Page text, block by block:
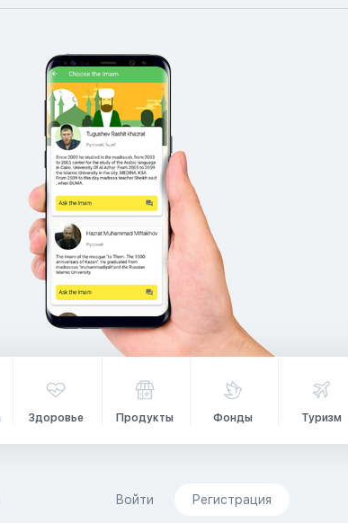
Здоровье Продукты Фонды Туризм
Войти Регистрация